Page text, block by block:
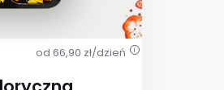
od 66,90 zł/dzień i